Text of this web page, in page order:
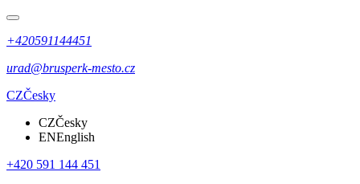
+420591144451
urad@brusperk-mesto.cz
CZČesky
CZČesky
ENEnglish
+420 591 144 451